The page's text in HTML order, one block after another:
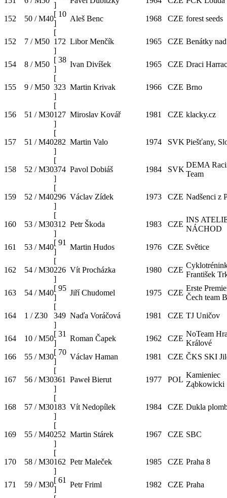
]
152 50 / M40
[ 10
]
Aleš Benc 1968 CZE forest seeds
152 7 / M50
[
172
]
Libor Menčík 1965 CZE Benátky
154 8 / M50
[ 38
]
Ivan Divíšek 1965 CZE Draci
155 9 / M50
[
323
]
Martin Krivak 1966 CZE Brno
156 51 / M30
[
127
]
Miroslav Kovář 1981 CZE klacky.cz
157 51 / M40
[
282
]
Martin Valo 1974 SVK Piešťany,
158 52 / M30
[
374
]
Pavol Dobiáš 1984 SVK
DEMA
Team
159 52 / M40
[
296
]
Václav Zídek 1973 CZE Nadšenci z
160 53 / M30
[
312
]
Petr Škoda 1983 CZE
INS
NÁCHOD
161 53 / M40
[ 91
]
Martin Hudos 1976 CZE Světice
162 54 / M30
[
226
]
Vít Procházka 1980 CZE
František
163 54 / M40
[ 95
]
Jiří Chudomel 1975 CZE
Erste
Čech team B
164 1 / Z30
[
349
]
Naďa Voráčová 1981 CZE TJ Uničov
164 10 / M50
[ 31
]
Roman Čapek 1962 CZE
NoTeam
Králové
166
55 / M30
[ 70
]
Václav Haman 1981 CZE ČKS SKI
167 56 / M30
[
361
]
Paweł Bierut 1977 POL
Kamieniec
Ząbkowicki
168 57 / M30
[
183
]
Vít Nedopílek 1984 CZE Dukla
169 55 / M40
[
252
]
Martin Stárek 1967 CZE SBC
170 58 / M30
[
162
]
Petr Maleček 1985 CZE Praha 8
171 59 / M30
[ 61
]
Petr Friml 1982 CZE Praha